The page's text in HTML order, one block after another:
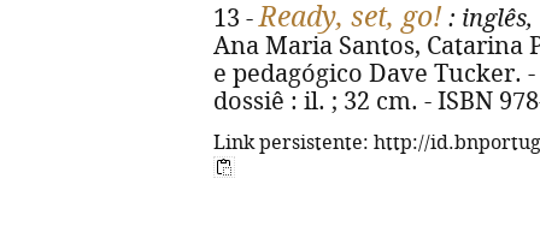
13 -Ready, set, go! : inglês,
Ana Maria Santos, Catarina
e pedagógico Dave Tucker. -
dossiê : il. ; 32 cm. - ISBN
Link persistente: http://